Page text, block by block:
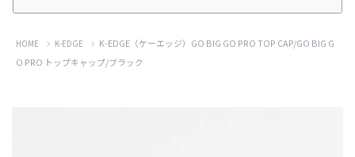
HOME K-EDGE
K-EDGE（ケーエッジ）GO BIG GO PRO TOP CAP/GO BIG G
O PRO トップキャップ/ブラック